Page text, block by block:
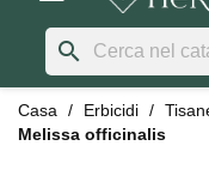
search
Casa Erbicidi
Melissa officinalis